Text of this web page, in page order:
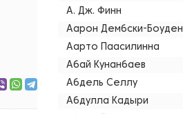
А. Дж. Финн
Аарон Дембски-Боуден
Аарто Паасилинна
Абай Кунанбаев
Абдель Селлу
Абдулла Кадыри